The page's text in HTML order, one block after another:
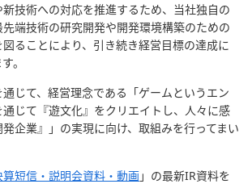
技術への対応を推進するため、当社独自の
端技術の研究開発や開発環境構築のための
ることにより、引き続き経営目標の達成に
。
じて、経営理念である「ゲームというエン
じて『遊文化』をクリエイトし、人々に感
企業』」の実現に向け、取組みを行ってまい
算短信・説明会資料・動画」の最新IR資料を